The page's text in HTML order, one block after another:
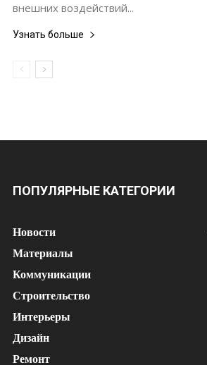
внешних воздействий...
Узнать больше
ПОПУЛЯРНЫЕ КАТЕГОРИИ
Новости
Материалы
Коммуникации
Строительство
Интерьеры
Дизайн
Ремонт